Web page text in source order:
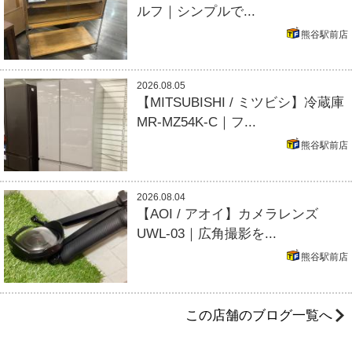
ルフ｜シンプルで...
熊谷駅前店
2026.08.05
【MITSUBISHI / ミツビシ】冷蔵庫
MR-MZ54K-C｜フ...
熊谷駅前店
2026.08.04
【AOI / アオイ】カメラレンズ
UWL-03｜広角撮影を...
熊谷駅前店
この店舗のブログ一覧へ